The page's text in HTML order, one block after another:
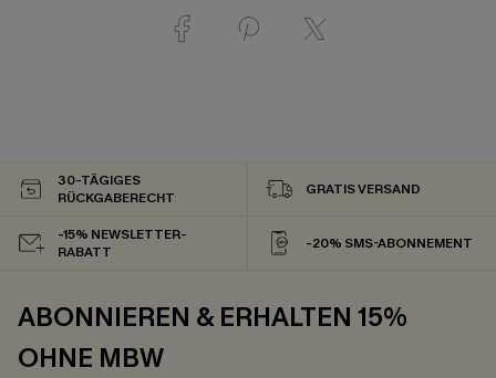
30-TÄGIGES
RÜCKGABERECHT
GRATIS VERSAND
-15% NEWSLETTER-
RABATT
-20% SMS-ABONNEMENT
ABONNIEREN & ERHALTEN 15%
OHNE MBW